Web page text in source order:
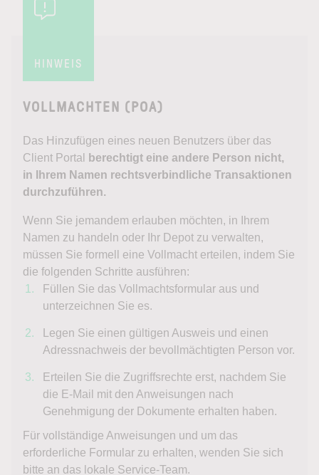
HINWEIS
VOLLMACHTEN (POA)
Das Hinzufügen eines neuen Benutzers über das
Client Portal
berechtigt eine andere Person nicht,
in Ihrem Namen rechtsverbindliche Transaktionen
durchzuführen.
Wenn Sie jemandem erlauben möchten, in Ihrem
Namen zu handeln oder Ihr Depot zu verwalten,
müssen Sie formell eine Vollmacht erteilen, indem Sie
die folgenden Schritte ausführen:
Füllen Sie das Vollmachtsformular aus und
unterzeichnen Sie es.
Legen Sie einen gültigen Ausweis und einen
Adressnachweis der bevollmächtigten Person vor.
Erteilen Sie die Zugriffsrechte erst, nachdem Sie
die E-Mail mit den Anweisungen nach
Genehmigung der Dokumente erhalten haben.
Für vollständige Anweisungen und um das
erforderliche Formular zu erhalten, wenden Sie sich
bitte an das lokale Service-Team.